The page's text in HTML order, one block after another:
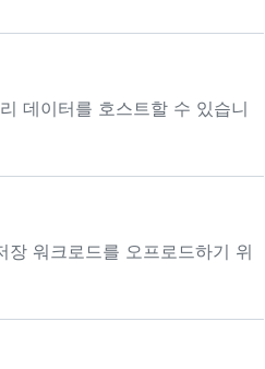
데이터를 호스트할 수 있습니
워크로드를 오프로드하기 위